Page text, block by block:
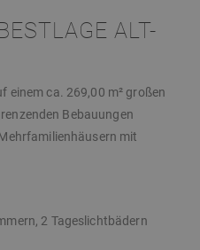
ALT-
einem ca. 269,00 m² großen
Bebauungen
mit
2 Tageslichtbädern